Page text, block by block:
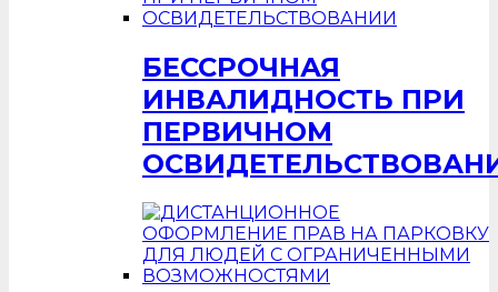
БЕССРОЧНАЯ
ИНВАЛИДНОСТЬ ПРИ
ПЕРВИЧНОМ